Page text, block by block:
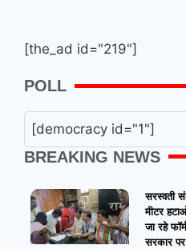
[the_ad id="219"]
POLL
[democracy id="1"]
BREAKING NEWS
सरस्वती
मीटर
जा रहे
सरकार